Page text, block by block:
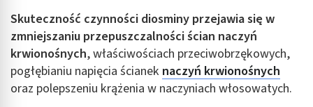
Skuteczność czynności diosminy przejawia się w
zmniejszaniu przepuszczalności ścian naczyń
krwionośnych, właściwościach przeciwobrzękowych,
pogłębianiu napięcia ścianek naczyń krwionośnych
oraz polepszeniu krążenia w naczyniach włosowatych.